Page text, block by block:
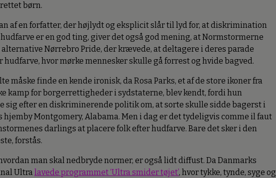
børn.
af en forfatter, der højlydt og eksplicit slår til lyd for, at diskrimination
er en god ting, giver det også god mening, at Normstormerne
alternative Nørrebro Pride, der krævede, at deltagere i deres parade
hudfarve, hvor mørke mennesker skulle gå forrest og hvide bagved.
måske finde en kende ironisk, da Rosa Parks, et af de store ikoner fra
kamp for borgerrettigheder i sydstaterne, blev kendt, fordi hun
sig efter en diskriminerende politik om, at sorte skulle sidde bagerst i
hjemby Montgomery, Alabama. Men i dag er det tydeligvis comme il faut
darlings at placere folk efter hudfarve. Bare det sker i den
forstås.
man skal nedbryde normer, er også lidt diffust. Da Danmarks
Ultralavede programmet ‘Ultra smider tøjet’, hvor tykke, tynde, syge og